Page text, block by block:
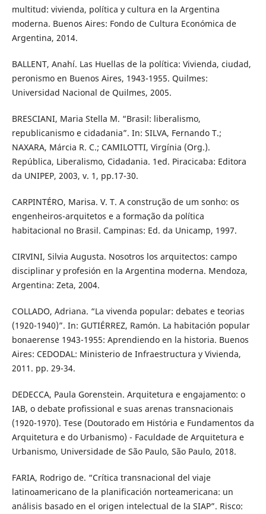
multitud: vivienda, política y cultura en la Argentina
moderna. Buenos Aires: Fondo de Cultura Económica de
Argentina, 2014.
BALLENT, Anahí. Las Huellas de la política: Vivienda, ciudad,
peronismo en Buenos Aires, 1943-1955. Quilmes:
Universidad Nacional de Quilmes, 2005.
BRESCIANI, Maria Stella M. “Brasil: liberalismo,
republicanismo e cidadania”. In: SILVA, Fernando T.;
NAXARA, Márcia R. C.; CAMILOTTI, Virgínia (Org.).
República, Liberalismo, Cidadania. 1ed. Piracicaba: Editora
da UNIPEP, 2003, v. 1, pp.17-30.
CARPINTÉRO, Marisa. V. T. A construção de um sonho: os
engenheiros-arquitetos e a formação da política
habitacional no Brasil. Campinas: Ed. da Unicamp, 1997.
CIRVINI, Silvia Augusta. Nosotros los arquitectos: campo
disciplinar y profesión en la Argentina moderna. Mendoza,
Argentina: Zeta, 2004.
COLLADO, Adriana. “La vivenda popular: debates e teorias
(1920-1940)”. In: GUTIÉRREZ, Ramón. La habitación popular
bonaerense 1943-1955: Aprendiendo en la historia. Buenos
Aires: CEDODAL: Ministerio de Infraestructura y Vivienda,
2011. pp. 29-34.
DEDECCA, Paula Gorenstein. Arquitetura e engajamento: o
IAB, o debate profissional e suas arenas transnacionais
(1920-1970). Tese (Doutorado em História e Fundamentos da
Arquitetura e do Urbanismo) - Faculdade de Arquitetura e
Urbanismo, Universidade de São Paulo, São Paulo, 2018.
FARIA, Rodrigo de. “Crítica transnacional del viaje
latinoamericano de la planificación norteamericana: un
análisis basado en el origen intelectual de la SIAP”. Risco: